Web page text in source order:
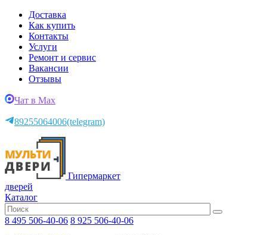
Доставка
Как купить
Контакты
Услуги
Ремонт и сервис
Вакансии
Отзывы
Чат в Max
89255064006(telegram)
Гипермаркет
дверей
Каталог
8 495 506-40-06 8 925 506-40-06